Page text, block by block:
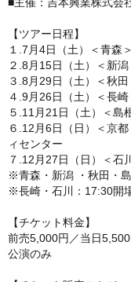
【ツアー日程】
１.7月4日（土）＜青
２.8月15日（土）＜新
３.8月29日（土）＜秋
４.9月26日（土）＜長
５.11月21日（土）＜
６.12月6日（日）＜京
ィセンター
７.12月27日（日）＜
※青森・新潟 ・秋田・
※長崎・石川：17:30開
【チケット料金】
前売5,000円／当日
公演のみ